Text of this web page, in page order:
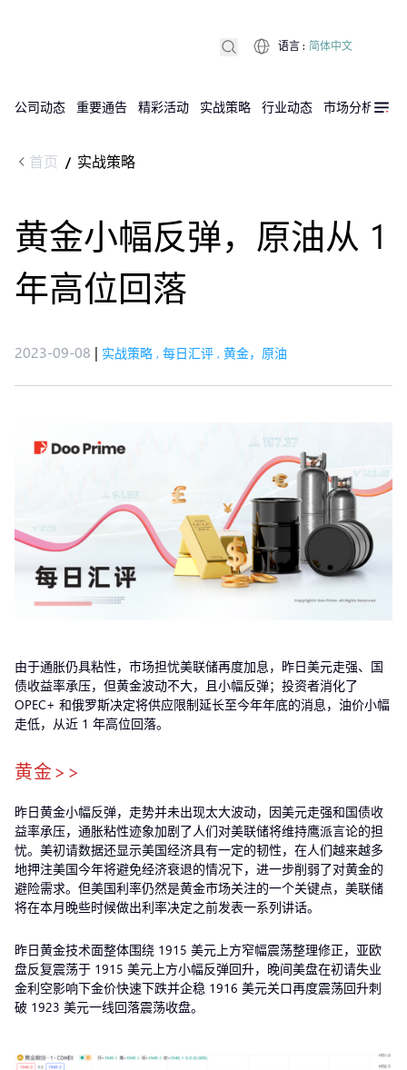
公司动态 重要通告 精彩活动 实战策略 行业动态 市场分析
语言 : 简体中文
首页 / 实战策略
黄金小幅反弹，原油从 1
年高位回落
2023-09-08 | 实战策略 , 每日汇评 , 黄金，原油
由于通胀仍具粘性，市场担忧美联储再度加息，昨日美元走强、国
债收益率承压，但黄金波动不大，且小幅反弹；投资者消化了
OPEC+ 和俄罗斯决定将供应限制延长至今年年底的消息，油价小幅
走低，从近 1 年高位回落。
黄金>>
昨日黄金小幅反弹，走势并未出现太大波动，因美元走强和国债收
益率承压，通胀粘性迹象加剧了人们对美联储将维持鹰派言论的担
忧。美初请数据还显示美国经济具有一定的韧性，在人们越来越多
地押注美国今年将避免经济衰退的情况下，进一步削弱了对黄金的
避险需求。但美国利率仍然是黄金市场关注的一个关键点，美联储
将在本月晚些时候做出利率决定之前发表一系列讲话。
昨日黄金技术面整体围绕 1915 美元上方窄幅震荡整理修正，亚欧
盘反复震荡于 1915 美元上方小幅反弹回升，晚间美盘在初请失业
金利空影响下金价快速下跌并企稳 1916 美元关口再度震荡回升刺
破 1923 美元一线回落震荡收盘。